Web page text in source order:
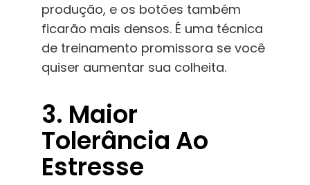
produção, e os botões também
ficarão mais densos. É uma técnica
de treinamento promissora se você
quiser aumentar sua colheita.
3. Maior
Tolerância Ao
Estresse